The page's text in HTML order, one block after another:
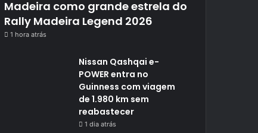
Madeira como grande estrela do
Rally Madeira Legend 2026
1 hora atrás
Nissan Qashqai e-
POWER entra no
Guinness com viagem
de 1.980 km sem
reabastecer
1 dia atrás